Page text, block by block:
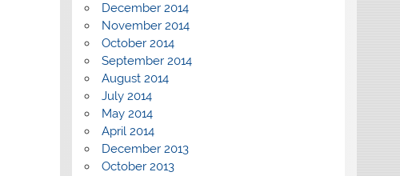
December 2014
November 2014
October 2014
September 2014
August 2014
July 2014
May 2014
April 2014
December 2013
October 2013